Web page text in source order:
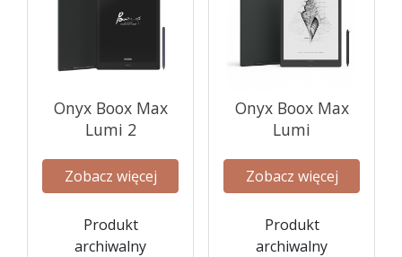
Onyx Boox Max
Lumi 2
Zobacz więcej
Produkt
archiwalny
Onyx Boox Max
Lumi
Zobacz więcej
Produkt
archiwalny